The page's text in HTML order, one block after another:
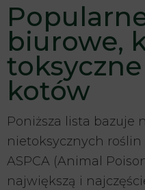
biurowe,
kotów
Poniższa lista bazuje
nietoksycznych
ASPCA (Animal
największą i